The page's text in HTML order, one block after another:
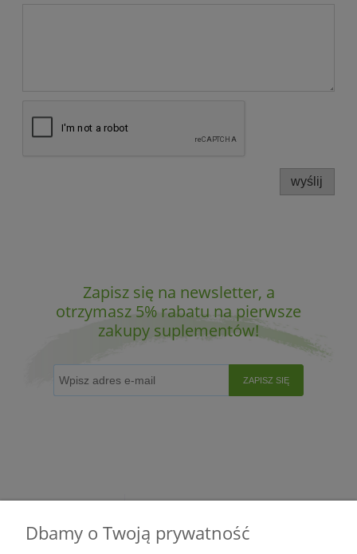
wyślij
Zapisz się na newsletter, a
otrzymasz 5% rabatu na pierwsze
zakupy suplementów!
ZAPISZ SIĘ
Dbamy o Twoją prywatność